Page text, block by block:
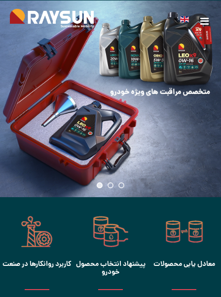
معادل یابی محصولات پیشنهاد انتخاب محصول
خودرو
کاربرد روانکارها در صنعت